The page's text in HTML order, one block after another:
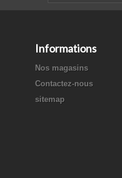
Informations
Nos magasins
Contactez-nous
sitemap